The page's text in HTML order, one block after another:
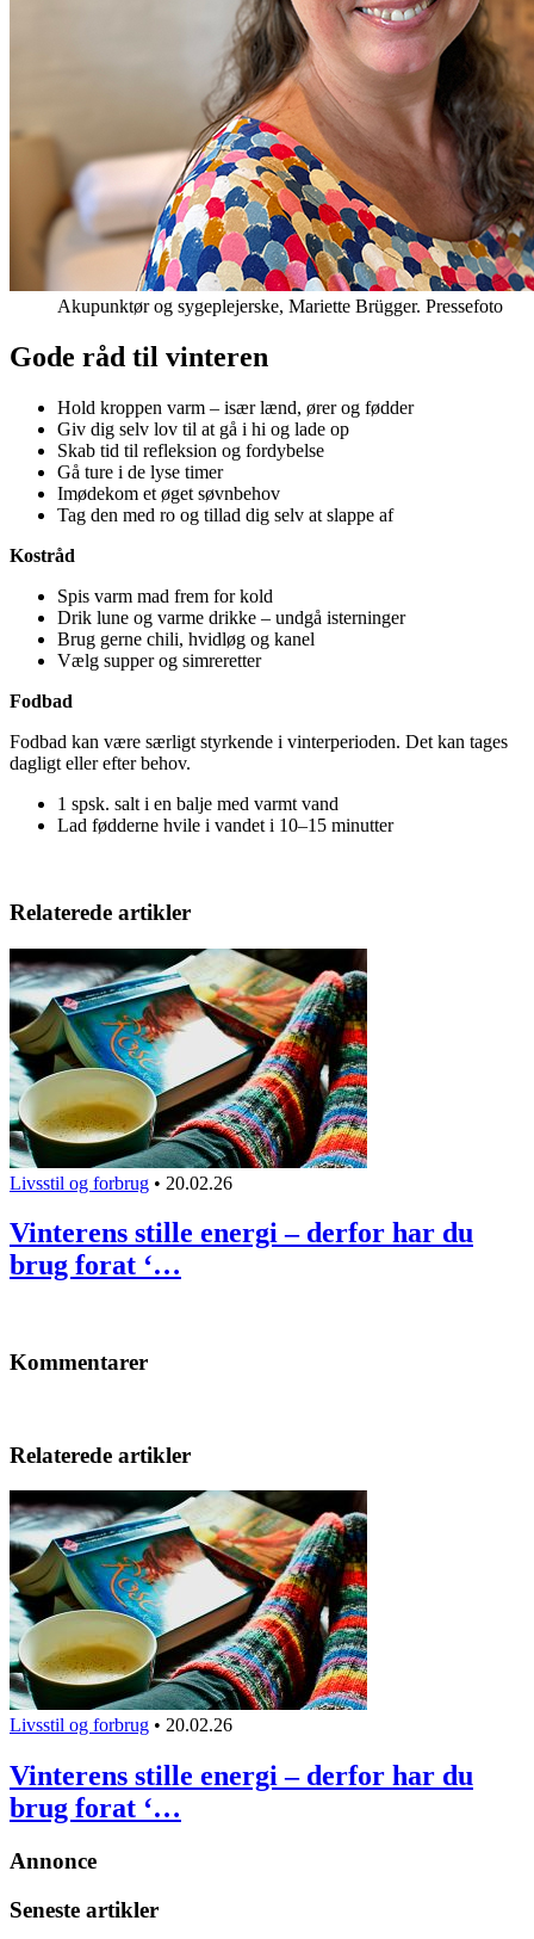
Akupunktør og sygeplejerske, Mariette Brügger. Pressefoto
Gode råd til vinteren
Hold kroppen varm – især lænd, ører og fødder
Giv dig selv lov til at gå i hi og lade op
Skab tid til refleksion og fordybelse
Gå ture i de lyse timer
Imødekom et øget søvnbehov
Tag den med ro og tillad dig selv at slappe af
Kostråd
Spis varm mad frem for kold
Drik lune og varme drikke – undgå isterninger
Brug gerne chili, hvidløg og kanel
Vælg supper og simreretter
Fodbad
Fodbad kan være særligt styrkende i vinterperioden. Det kan tages
dagligt eller efter behov.
1 spsk. salt i en balje med varmt vand
Lad fødderne hvile i vandet i 10–15 minutter
Relaterede artikler
Livsstil og forbrug • 20.02.26
Vinterens stille energi – derfor har du
brug forat ‘…
Kommentarer
Relaterede artikler
Livsstil og forbrug • 20.02.26
Vinterens stille energi – derfor har du
brug forat ‘…
Annonce
Seneste artikler